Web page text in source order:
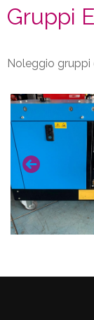
Gruppi
Noleggio gruppi